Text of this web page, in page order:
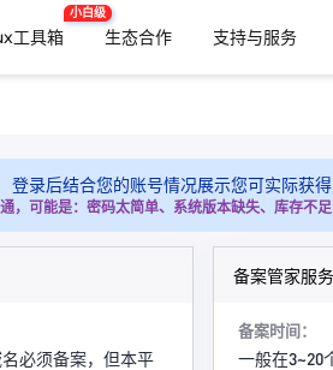
工具箱
小白级
生态合作 支持与服务
登录后结合您的账号情况展示您可实际获得
，可能是：密码太简单、系统版本缺失、库存不足
必须备案，但本平
备案管家服务
备案时间：
一般在3~20